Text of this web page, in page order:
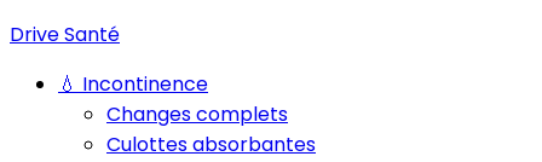
Drive Santé
💧 Incontinence
Changes complets
Culottes absorbantes